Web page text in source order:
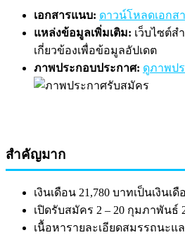
เอกสารแนบ: ดาวน์โหลดเอกส
แหล่งข้อมูลเพิ่มเติม: เว็บไซต์ส
เกี่ยวข้องเพื่อข้อมูลอัปเดต
ภาพประกอบประกาศ: ดูภาพป
สำคัญมาก
เงินเดือน 21,780 บาทเป็นเงิ
เปิดรับสมัคร 2 – 20 กุมภาพันธ์
เนื้อหารายละเอียดสมรรถนะ